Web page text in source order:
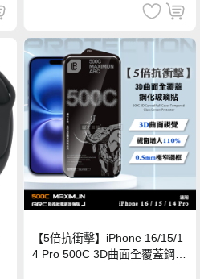
【5倍抗衝擊】iPhone 16/15/1
4 Pro 500C 3D曲面全覆蓋鋼化